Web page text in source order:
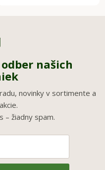
našich
novinky v sortimente a
– žiadny spam.